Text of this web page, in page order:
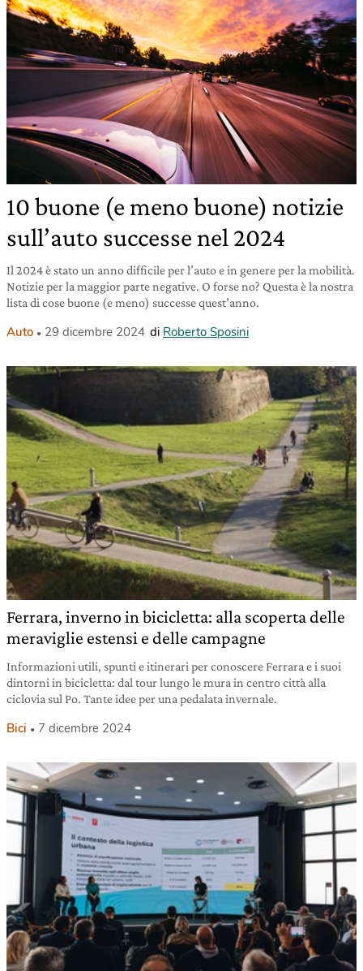
10 buone (e meno buone) notizie
sull’auto successe nel 2024
Il 2024 è stato un anno difficile per l’auto e in genere per la mobilità.
Notizie per la maggior parte negative. O forse no? Questa è la nostra
lista di cose buone (e meno) successe quest’anno.
Auto 29 dicembre 2024 di Roberto Sposini
Ferrara, inverno in bicicletta: alla scoperta delle
meraviglie estensi e delle campagne
Informazioni utili, spunti e itinerari per conoscere Ferrara e i suoi
dintorni in bicicletta: dal tour lungo le mura in centro città alla
ciclovia sul Po. Tante idee per una pedalata invernale.
Bici 7 dicembre 2024